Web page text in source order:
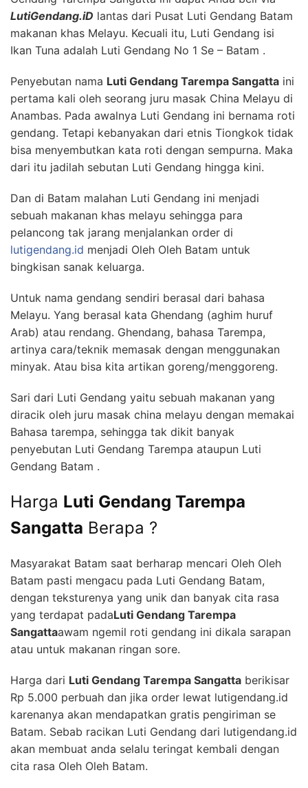
LutiGendang.iD lantas dari Pusat Luti Gendang Batam
makanan khas Melayu. Kecuali itu, Luti Gendang isi
Ikan Tuna adalah Luti Gendang No 1 Se – Batam .
Penyebutan nama Luti Gendang Tarempa Sangatta ini
pertama kali oleh seorang juru masak China Melayu di
Anambas. Pada awalnya Luti Gendang ini bernama roti
gendang. Tetapi kebanyakan dari etnis Tiongkok tidak
bisa menyembutkan kata roti dengan sempurna. Maka
dari itu jadilah sebutan Luti Gendang hingga kini.
Dan di Batam malahan Luti Gendang ini menjadi
sebuah makanan khas melayu sehingga para
pelancong tak jarang menjalankan order di
lutigendang.id menjadi Oleh Oleh Batam untuk
bingkisan sanak keluarga.
Untuk nama gendang sendiri berasal dari bahasa
Melayu. Yang berasal kata Ghendang (aghim huruf
Arab) atau rendang. Ghendang, bahasa Tarempa,
artinya cara/teknik memasak dengan menggunakan
minyak. Atau bisa kita artikan goreng/menggoreng.
Sari dari Luti Gendang yaitu sebuah makanan yang
diracik oleh juru masak china melayu dengan memakai
Bahasa tarempa, sehingga tak dikit banyak
penyebutan Luti Gendang Tarempa ataupun Luti
Gendang Batam .
Harga Luti Gendang Tarempa
Sangatta Berapa ?
Masyarakat Batam saat berharap mencari Oleh Oleh
Batam pasti mengacu pada Luti Gendang Batam,
dengan teksturenya yang unik dan banyak cita rasa
yang terdapat padaLuti Gendang Tarempa
Sangattaawam ngemil roti gendang ini dikala sarapan
atau untuk makanan ringan sore.
Harga dari Luti Gendang Tarempa Sangatta berikisar
Rp 5.000 perbuah dan jika order lewat lutigendang.id
karenanya akan mendapatkan gratis pengiriman se
Batam. Sebab racikan Luti Gendang dari lutigendang.id
akan membuat anda selalu teringat kembali dengan
cita rasa Oleh Oleh Batam.